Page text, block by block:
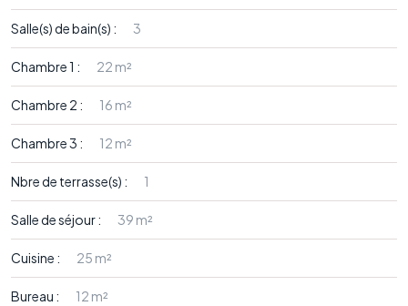
Salle(s) de bain(s) : 3
Chambre 1 : 22 m²
Chambre 2 : 16 m²
Chambre 3 : 12 m²
Nbre de terrasse(s) : 1
Salle de séjour : 39 m²
Cuisine : 25 m²
Bureau : 12 m²